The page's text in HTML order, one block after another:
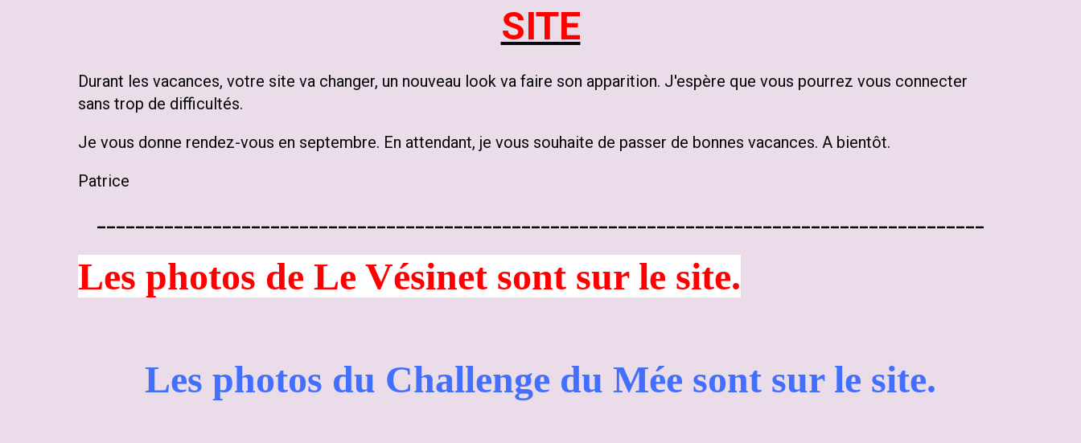
SITE
Durant les vacances, votre site va changer, un nouveau look va faire son apparition. J'espère que vous pourrez vous connecter
sans trop de difficultés.
Je vous donne rendez-vous en septembre. En attendant, je vous souhaite de passer de bonnes vacances. A bientôt.
Patrice
____________________________________________________________________________________________
Les photos du Challenge du Mée sont sur le site.